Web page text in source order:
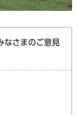
なさまのご意見